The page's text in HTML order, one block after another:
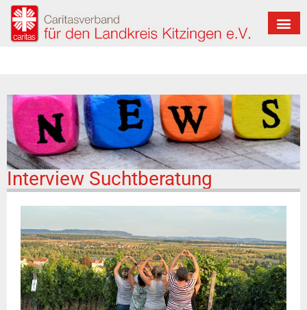
Interview Suchtberatung